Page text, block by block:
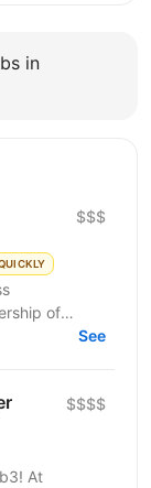
in
$$$
of
leadSee
$$$$
At